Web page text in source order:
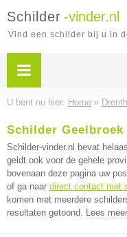
Schilder -vinder.nl
Vind een schilder bij u in
U bent nu hier: Home »
Schilder Geelbroek
Schilder-vinder.nl bevat
geldt ook voor de gehele
bovenaan deze pagina uw
of ga naar direct contact met
komen met meerdere
resultaten getoond. Lees